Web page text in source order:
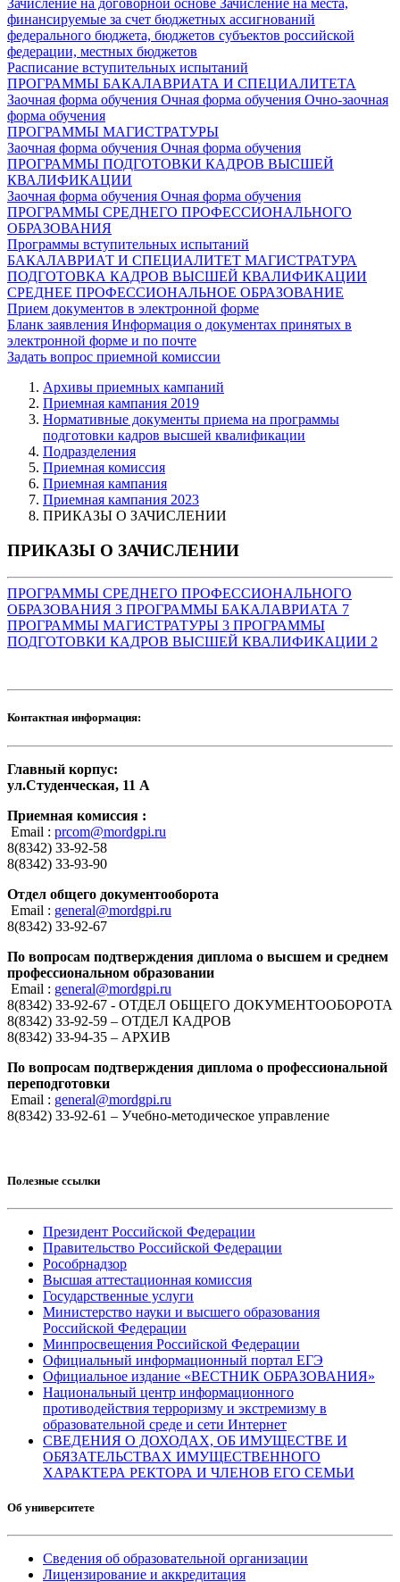
финансируемые за счет бюджетных ассигнований
федерального бюджета, бюджетов субъектов российской
федерации, местных бюджетов
Расписание вступительных испытаний
ПРОГРАММЫ БАКАЛАВРИАТА И СПЕЦИАЛИТЕТА
Заочная форма обучения Очная форма обучения Очно-заочная
форма обучения
ПРОГРАММЫ МАГИСТРАТУРЫ
Заочная форма обучения Очная форма обучения
ПРОГРАММЫ ПОДГОТОВКИ КАДРОВ ВЫСШЕЙ
КВАЛИФИКАЦИИ
Заочная форма обучения Очная форма обучения
ПРОГРАММЫ СРЕДНЕГО ПРОФЕССИОНАЛЬНОГО
ОБРАЗОВАНИЯ
Программы вступительных испытаний
БАКАЛАВРИАТ И СПЕЦИАЛИТЕТ МАГИСТРАТУРА
ПОДГОТОВКА КАДРОВ ВЫСШЕЙ КВАЛИФИКАЦИИ
СРЕДНЕЕ ПРОФЕССИОНАЛЬНОЕ ОБРАЗОВАНИЕ
Прием документов в электронной форме
Бланк заявления Информация о документах принятых в
электронной форме и по почте
Задать вопрос приемной комиссии
Архивы приемных кампаний
Приемная кампания 2019
Нормативные документы приема на программы
подготовки кадров высшей квалификации
Подразделения
Приемная комиссия
Приемная кампания
Приемная кампания 2023
ПРИКАЗЫ О ЗАЧИСЛЕНИИ
ПРИКАЗЫ О ЗАЧИСЛЕНИИ
ПРОГРАММЫ СРЕДНЕГО ПРОФЕССИОНАЛЬНОГО
ОБРАЗОВАНИЯ 3 ПРОГРАММЫ БАКАЛАВРИАТА 7
ПРОГРАММЫ МАГИСТРАТУРЫ 3 ПРОГРАММЫ
ПОДГОТОВКИ КАДРОВ ВЫСШЕЙ КВАЛИФИКАЦИИ 2
Контактная информация:
Главный корпус:
ул.Студенческая, 11 А
Приемная комиссия :
Email : prcom@mordgpi.ru
8(8342) 33-92-58
8(8342) 33-93-90
Отдел общего документооборота
Email : general@mordgpi.ru
8(8342) 33-92-67
По вопросам подтверждения диплома о высшем и среднем
профессиональном образовании
Email : general@mordgpi.ru
8(8342) 33-92-67 - ОТДЕЛ ОБЩЕГО ДОКУМЕНТООБОРОТА
8(8342) 33-92-59 – ОТДЕЛ КАДРОВ
8(8342) 33-94-35 – АРХИВ
По вопросам подтверждения диплома о профессиональной
переподготовки
Email : general@mordgpi.ru
8(8342) 33-92-61 – Учебно-методическое управление
Полезные ссылки
Президент Российской Федерации
Правительство Российской Федерации
Рособрнадзор
Высшая аттестационная комиссия
Государственные услуги
Министерство науки и высшего образования
Российской Федерации
Минпросвещения Российской Федерации
Официальный информационный портал ЕГЭ
Официальное издание «ВЕСТНИК ОБРАЗОВАНИЯ»
Национальный центр информационного
противодействия терроризму и экстремизму в
образовательной среде и сети Интернет
СВЕДЕНИЯ О ДОХОДАХ, ОБ ИМУЩЕСТВЕ И
ОБЯЗАТЕЛЬСТВАХ ИМУЩЕСТВЕННОГО
ХАРАКТЕРА РЕКТОРА И ЧЛЕНОВ ЕГО СЕМЬИ
Об университете
Сведения об образовательной организации
Лицензирование и аккредитация